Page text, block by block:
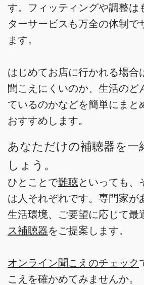
す。フィッティングや調整は
ターサービスも万全の体制で
ます。
はじめてお店に行かれる場合
聞こえにくいのか、生活のど
ているのかなどを簡単にまと
おすすめします。
あなただけの補聴器を一
しょう。
ひとことで難聴といっても、
は人それぞれです。専門家が
生活環境、ご要望に応じて最
ス補聴器をご提案します。
オンライン聞こえのチェック
こえを確かめてみませんか。